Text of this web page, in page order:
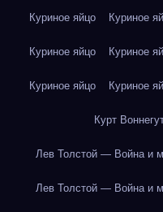
Куриное яйцо Куриное
Куриное яйцо Куриное
Куриное яйцо Куриное
Курт
Лев Толстой — Война и
Лев Толстой — Война и